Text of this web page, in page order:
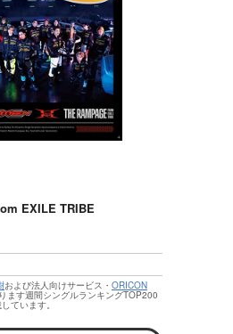
EXILE TRIBE
および法人向けサービス・ ORICON
ます週間シングルランキングTOP200
ています。